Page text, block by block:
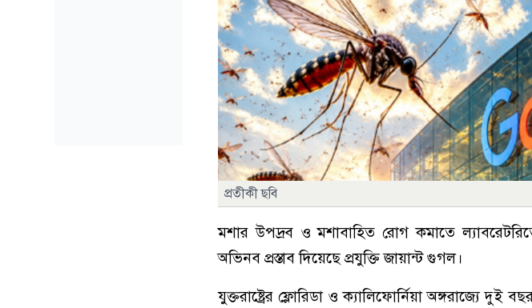
প্রতীকী ছবি
মশার উপদ্রব ও মশাবাহিত রোগ কমাতে
অভিনব প্রস্তাব দিয়েছে প্রযুক্তি জায়ান্ট গুগল।
যুক্তরাষ্ট্রের ফ্লোরিডা ও ক্যালিফোর্নিয়া অঙ্গরাজ্যে